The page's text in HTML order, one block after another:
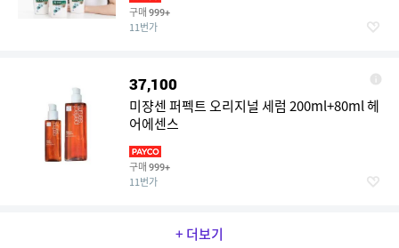
구매 999+
11번가
37,100
미쟝센 퍼펙트 오리지널 세럼 200ml+80ml 헤
어에센스
구매 999+
11번가
+ 더보기